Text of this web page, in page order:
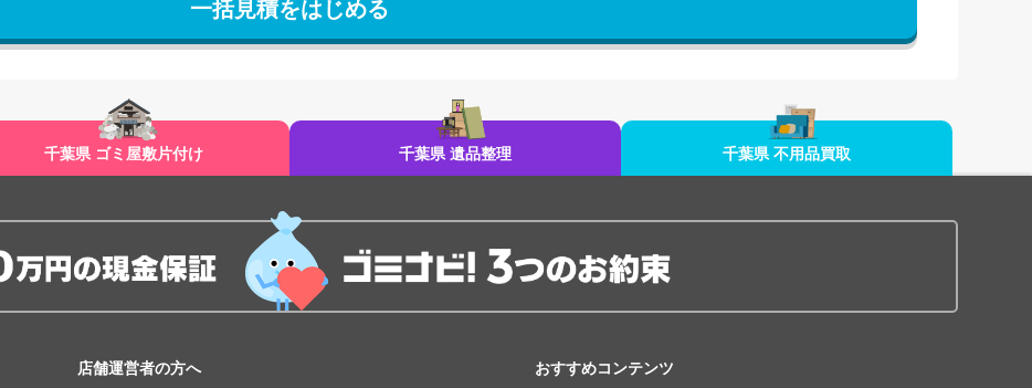
千葉県 ゴミ屋敷片付け 千葉県 遺品整理 千葉県 不用品買取
店舗運営者の方へ おすすめコンテンツ